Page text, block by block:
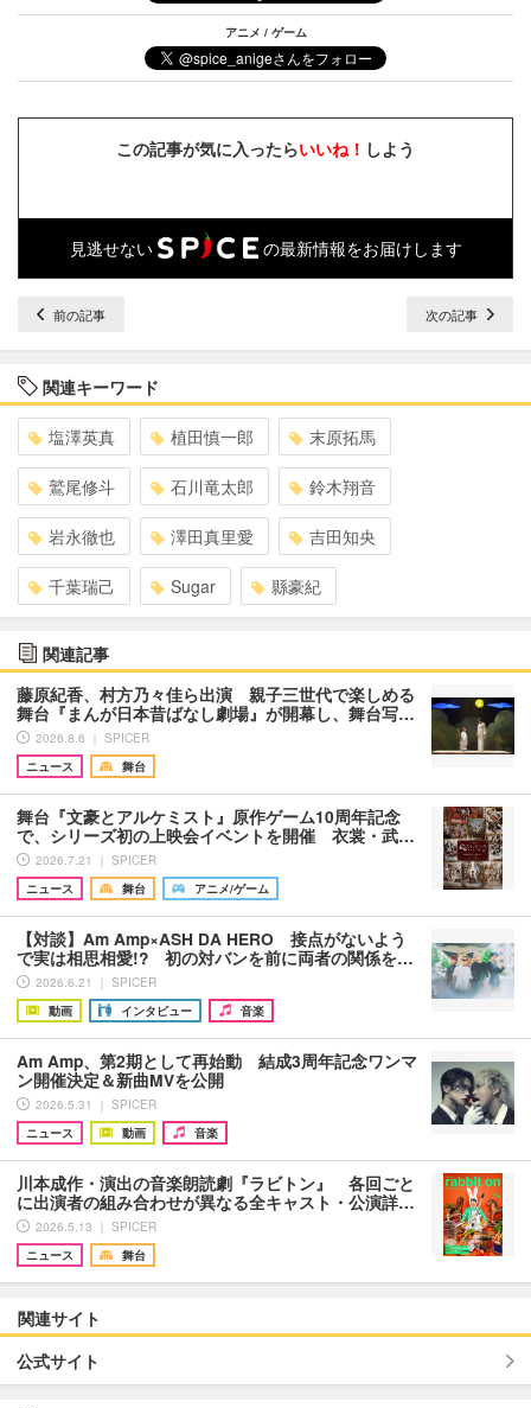
アニメ / ゲーム
この記事が気に入ったらいいね！ しよう
見逃せない の最新情報をお届けします
前の記事 次の記事
関連キーワード
塩澤英真 植田慎一郎 末原拓馬
鷲尾修斗 石川竜太郎 鈴木翔音
岩永徹也 澤田真里愛 吉田知央
千葉瑞己 Sugar 縣豪紀
関連記事
藤原紀香、村方乃々佳ら出演 親子三世代で楽しめる
舞台『まんが日本昔ばなし劇場』が開幕し、舞台写…
2026.8.6 ｜ SPICER
ニュース
舞台
舞台『文豪とアルケミスト』原作ゲーム10周年記念
で、シリーズ初の上映会イベントを開催 衣裳・武…
2026.7.21 ｜ SPICER
ニュース
舞台 アニメ/ゲーム
【対談】Am Amp×ASH DA HERO 接点がないよう
で実は相思相愛!? 初の対バンを前に両者の関係を…
2026.6.21 ｜ SPICER
動画
インタビュー 音楽
Am Amp、第2期として再始動 結成3周年記念ワンマ
ン開催決定＆新曲MVを公開
2026.5.31 ｜ SPICER
ニュース
動画 音楽
川本成作・演出の音楽朗読劇『ラビトン』 各回ごと
に出演者の組み合わせが異なる全キャスト・公演詳…
2026.5.13 ｜ SPICER
ニュース
舞台
関連サイト
公式サイト